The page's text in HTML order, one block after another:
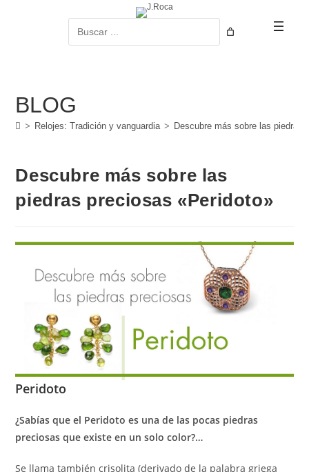
BLOG
> Relojes: Tradición y vanguardia > Descubre más sobre las piedras
Descubre más sobre las
piedras preciosas «Peridoto»
Peridoto
¿Sabías que el Peridoto es una de las pocas piedras
preciosas que existe en un solo color?…
Se llama también crisolita (derivado de la palabra griega